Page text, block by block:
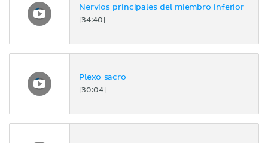
Nervios principales del miembro inferior
[34:40]
Plexo sacro
[30:04]